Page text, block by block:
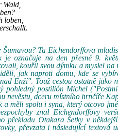
Wald,
loben,
Šumavou? Ta Eichendorffova
je označuje na den přesně 9.
kouřil svou dýmku a myslel
jak naproti domu, kde se
Enží". Touž cestou ostatně
pohledný postilión Michel
nevěstu, dceru místního hrnčíře
a měli spolu i syna, který otcovo
znal Eichendorffovy
překladu Otakara Šetky v
převzata i následující textová